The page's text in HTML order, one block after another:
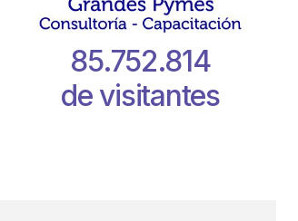
85.752.814
de visitantes